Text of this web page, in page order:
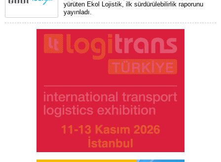
yürüten Ekol Lojistik, ilk sürdürülebilirlik raporunu
yayınladı.